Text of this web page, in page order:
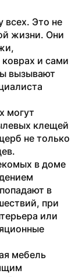
всех. Это не
жизни. Они
и сами
вызывают
могут
клещей
не только
в доме
в
при
или
мебель